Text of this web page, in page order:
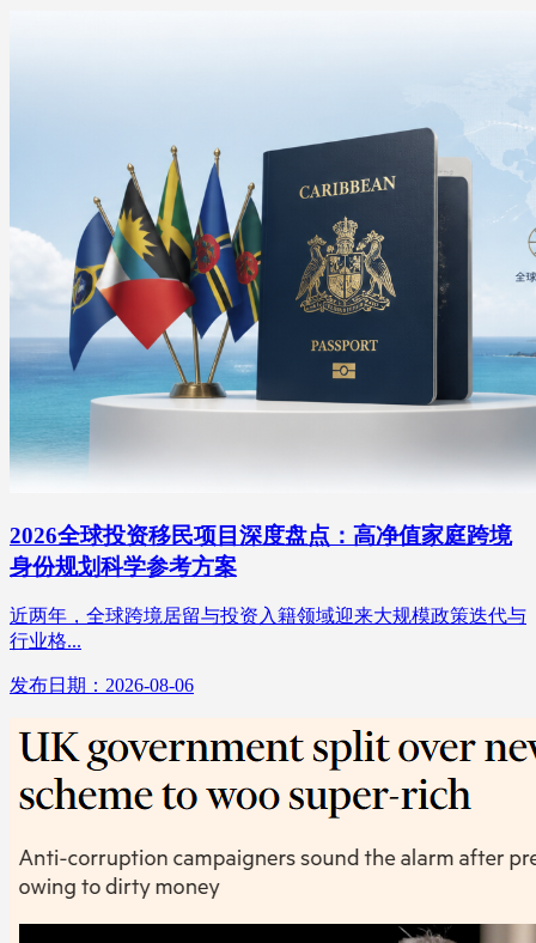
2026全球投资移民项目深度盘点：高净值家庭跨境
身份规划科学参考方案
近两年，全球跨境居留与投资入籍领域迎来大规模政策迭代与
行业格...
发布日期：2026-08-06